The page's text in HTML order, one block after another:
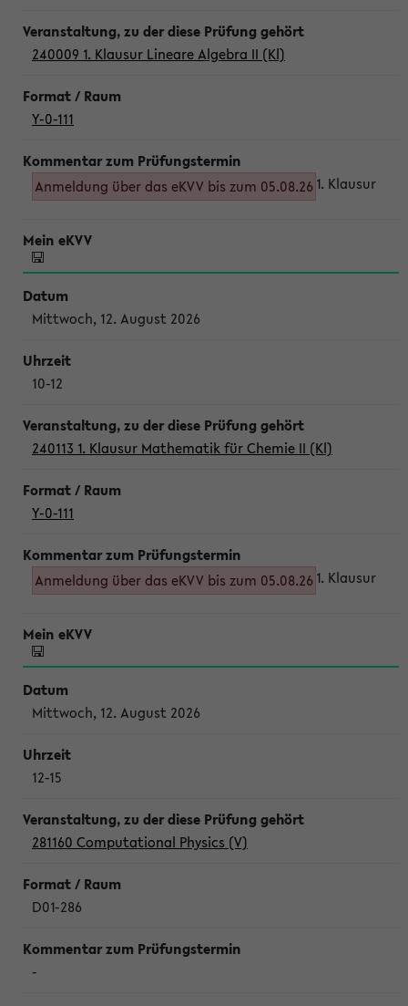
240009 1. Klausur Lineare Algebra II (Kl)
Y-0-111
Anmeldung über das eKVV bis zum 05.08.26 1. Klausur
Mittwoch, 12. August 2026
10-12
240113 1. Klausur Mathematik für Chemie II (Kl)
Y-0-111
Anmeldung über das eKVV bis zum 05.08.26 1. Klausur
Mittwoch, 12. August 2026
12-15
281160 Computational Physics (V)
D01-286
-